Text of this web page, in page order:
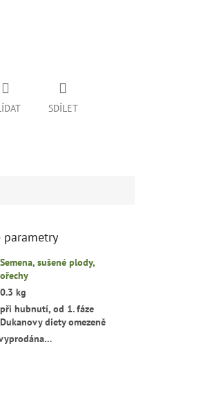
SDÍLET
Semena, sušené plody,
ořechy
0.3 kg
při hubnutí, od 1. fáze
Dukanovy diety omezeně